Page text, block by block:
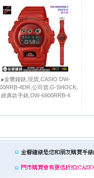
●金響鐘錶,現貨,CASIO DW-
4DR,公司貨,G-SHOCK,
經典款手錶,DW-6900RRB-4